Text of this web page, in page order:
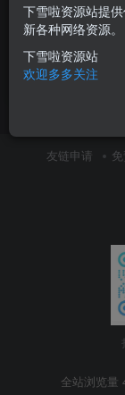
OneDown一款面
资源下载、技术教
讯类站点的
付费资源 ￥0.01
7月4日 16:59
友链申请
全站浏览
下雪啦资源站提
新各种网络资源。
下雪啦资源站
欢迎多多关注